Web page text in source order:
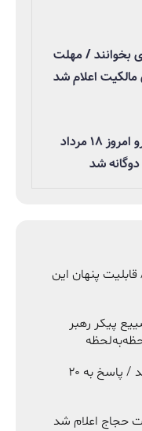
بخوانند / مهلت
اعلام شد
قیمت دلار و یورو امروز ۱۸ مرداد
قابلیت پنهان این
پیکر رهبر
ناو وینسنس ۲۹۱ رؤیا را سوزاند / پاسخ به ۲۰
حجاج اعلام شد